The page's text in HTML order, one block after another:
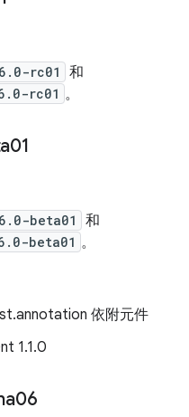
rc01 和
rc01 。
beta01 和
beta01 。
依附元件
1.1.0